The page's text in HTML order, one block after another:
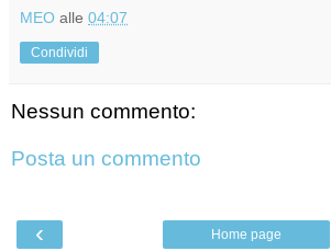
MEO alle 04:07
Condividi
Nessun commento:
Posta un commento
‹ Home page